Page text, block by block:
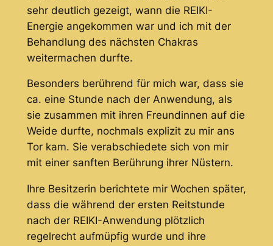
sehr deutlich gezeigt, wann die REIKI-
Energie angekommen war und ich mit der
Behandlung des nächsten Chakras
weitermachen durfte.
Besonders berührend für mich war, dass sie
ca. eine Stunde nach der Anwendung, als
sie zusammen mit ihren Freundinnen auf die
Weide durfte, nochmals explizit zu mir ans
Tor kam. Sie verabschiedete sich von mir
mit einer sanften Berührung ihrer Nüstern.
Ihre Besitzerin berichtete mir Wochen später,
dass die während der ersten Reitstunde
nach der REIKI-Anwendung plötzlich
regelrecht aufmüpfig wurde und ihre